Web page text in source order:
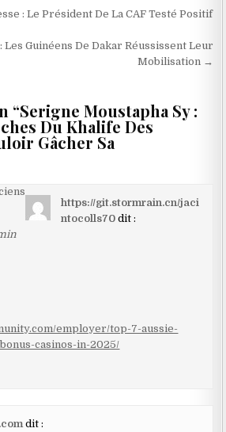
: Le Président De La CAF Testé Positif
Guinéens De Dakar Réussissent Leur
Mobilisation →
“Serigne Moustapha Sy :
Du Khalife Des
Gâcher Sa
https://git.stormrain.cn/jaci
ntocolls70 dit :
employer/top-7-aussie-
casinos-in-2025/
dit :